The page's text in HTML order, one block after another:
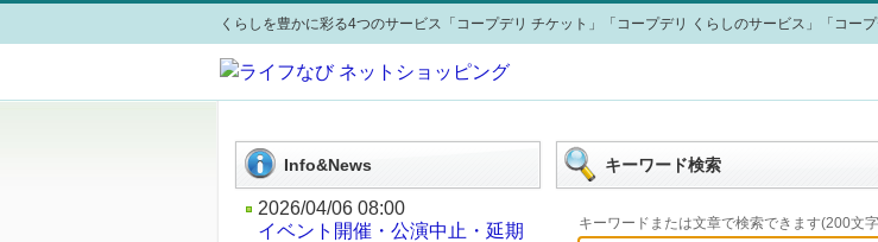
くらしを豊かに彩る4つのサービス「コープデリ チケット」「コープデリ くらしのサービス」「コー
Info&News
2026/04/06 08:00
イベント開催・公演中止・延期
キーワード検索
キーワードまたは文章で検索できます(200文